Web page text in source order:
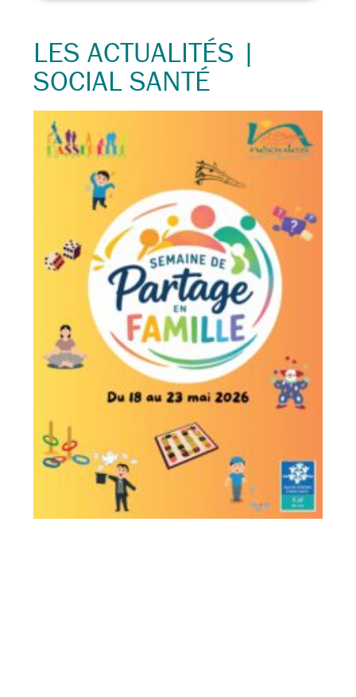
LES ACTUALITÉS |
SOCIAL SANTÉ